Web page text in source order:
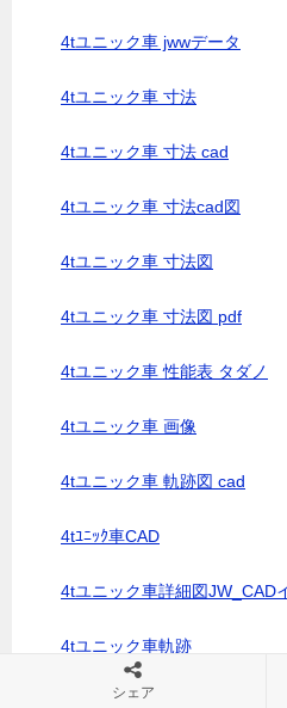
4tユニック車 jwwデータ
4tユニック車 寸法
4tユニック車 寸法 cad
4tユニック車 寸法cad図
4tユニック車 寸法図
4tユニック車 寸法図 pdf
4tユニック車 性能表 タダノ
4tユニック車 画像
4tユニック車 軌跡図 cad
4tﾕﾆｯｸ車CAD
4tユニック車詳細図JW_CAD
4tユニック車軌跡
4ｔロング箱バンcad
シェア